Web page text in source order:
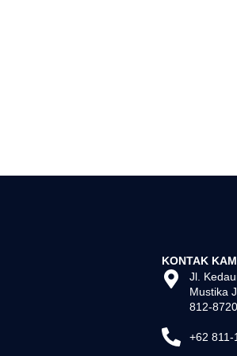
KONTAK
Jl.
Mustika
812-
+62 811-